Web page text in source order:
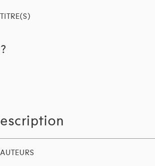
TITRE(S)
AUTEURS